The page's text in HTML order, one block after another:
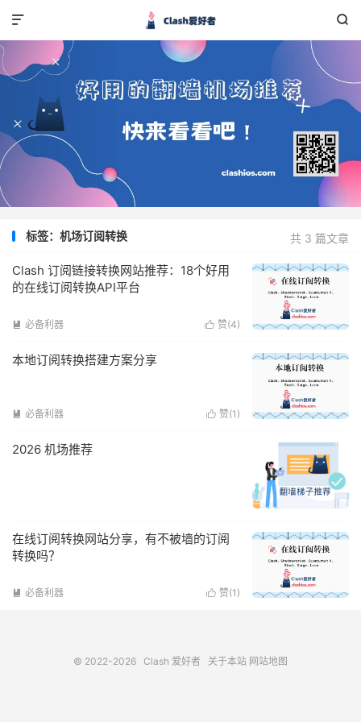


共 3 篇文章
标签：机场订阅转换
Clash 订阅链接转换网站推荐：18个好用
的在线订阅转换API平台
 赞(4)
 必备利器
本地订阅转换搭建方案分享
 赞(1 )
 必备利器
2026 机场推荐
在线订阅转换网站分享，有不被墙的订阅
转换吗？
 赞(1 )
 必备利器
© 2022-2026 Clash 爱好者 关于本站 网站地图